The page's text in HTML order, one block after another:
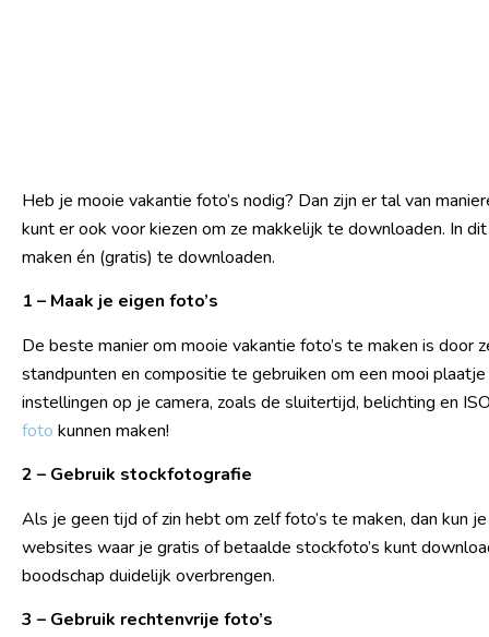
Heb je mooie vakantie foto’s nodig? Dan zijn er tal van
kunt er ook voor kiezen om ze makkelijk te downloaden. In
maken én (gratis) te downloaden.
1 – Maak je eigen foto’s
De beste manier om mooie vakantie foto’s te maken is door
standpunten en compositie te gebruiken om een mooi
instellingen op je camera, zoals de sluitertijd, belichting en
foto kunnen maken!
2 – Gebruik stockfotografie
Als je geen tijd of zin hebt om zelf foto’s te maken, dan kun
websites waar je gratis of betaalde stockfoto’s kunt
boodschap duidelijk overbrengen.
3 – Gebruik rechtenvrije foto’s